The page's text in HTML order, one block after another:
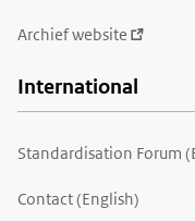
Archief website
International
Standardisation Forum
Contact (English)